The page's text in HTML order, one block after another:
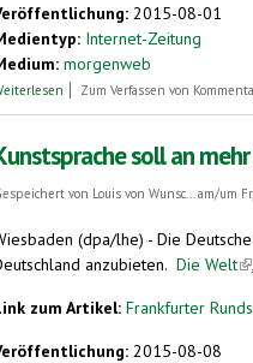
2015-08-01
Internet-Zeitung
morgenweb
über Esperanto in „Visbadenio“
Zum Verfassen von
soll an
von Louis von Wunsc...am/um
(dpa/lhe) - Die
anzubieten. Die Welt ,
zum Artikel: Frankfurter
2015-08-08